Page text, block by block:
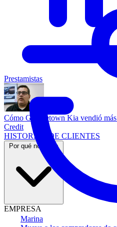
Marina
Prestamistas
Cómo Georgetown Kia vendió más
Credit
HISTORIAS DE CLIENTES
Por qué nosotros
EMPRESA